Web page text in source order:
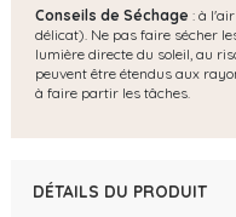
Conseils de Séchage : à
délicat). Ne pas faire sécher
lumière directe du soleil, au
peuvent être étendus aux
à faire partir les tâches.
DÉTAILS DU PRODUIT